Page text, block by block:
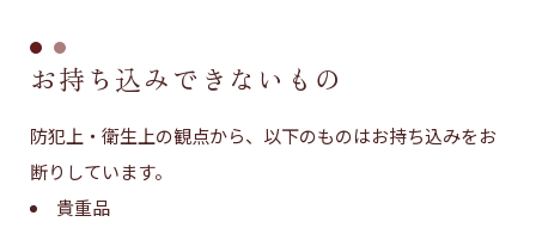
お持ち込みできないもの
防犯上・衛生上の観点から、以下のものはお持ち込みをお
断りしています。
貴重品